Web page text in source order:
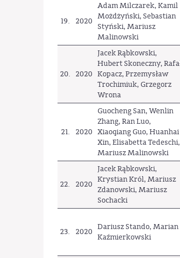
19. 2020
Adam Milczarek, Kamil
Możdżyński, Sebastian
Styński, Mariusz
Malinowski
20. 2020
Jacek Rąbkowski,
Hubert Skoneczny,
Kopacz, Przemysław
Trochimiuk, Grzegorz
Wrona
21. 2020
Guocheng San, Wenlin
Zhang, Ran Luo,
Xiaoqiang Guo, Huanhai
Xin, Elisabetta Tedeschi,
Mariusz Malinowski
22. 2020
Jacek Rąbkowski,
Krystian Król, Mariusz
Zdanowski, Mariusz
Sochacki
23. 2020
Dariusz Stando, Marian
Kaźmierkowski